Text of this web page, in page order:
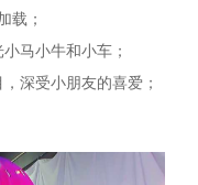
载；
马小牛和小车；
深受小朋友的喜爱；